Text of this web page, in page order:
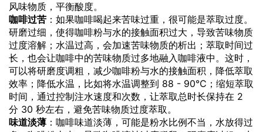
风味物质，平衡酸度。
咖啡过苦 ：如果咖啡喝起来苦味过重，很可能是萃取过度。
研磨过细，使得咖啡粉与水的接触面积过大，导致苦味物质
过度溶解；水温过高，会加速苦味物质的析出；萃取时间过
长，也会让咖啡中的苦味物质过多地融入咖啡液中。这时，
可以将研磨度调粗，减少咖啡粉与水的接触面积，降低萃取
效率；降低水温，比如将水温调整到 88 - 90℃；缩短萃取
时间，通过控制注水速度和次数，让萃取总时长保持在 2
分 30 秒左右，避免苦味物质过度萃取。
味道淡薄 ：咖啡味道淡薄，可能是粉水比例不当，水放得过